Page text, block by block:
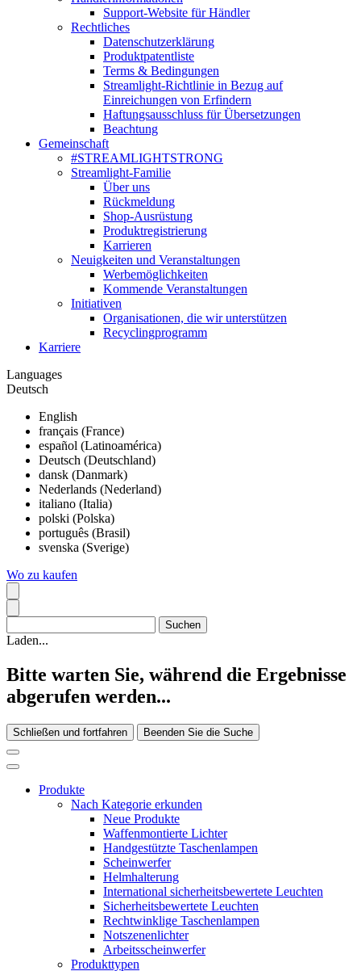
Support-Website für Händler
Rechtliches
Datenschutzerklärung
Produktpatentliste
Terms & Bedingungen
Streamlight-Richtlinie in Bezug auf
Einreichungen von Erfindern
Haftungsausschluss für Übersetzungen
Beachtung
Gemeinschaft
#STREAMLIGHTSTRONG
Streamlight-Familie
Über uns
Rückmeldung
Shop-Ausrüstung
Produktregistrierung
Karrieren
Neuigkeiten und Veranstaltungen
Werbemöglichkeiten
Kommende Veranstaltungen
Initiativen
Organisationen, die wir unterstützen
Recyclingprogramm
Karriere
Languages
Deutsch
English
français (France)
español (Latinoamérica)
Deutsch (Deutschland)
dansk (Danmark)
Nederlands (Nederland)
italiano (Italia)
polski (Polska)
português (Brasil)
svenska (Sverige)
Wo zu kaufen
Laden...
Bitte warten Sie, während die Ergebnisse
abgerufen werden...
Schließen und fortfahren Beenden Sie die Suche
Produkte
Nach Kategorie erkunden
Neue Produkte
Waffenmontierte Lichter
Handgestützte Taschenlampen
Scheinwerfer
Helmhalterung
International sicherheitsbewertete Leuchten
Sicherheitsbewertete Leuchten
Rechtwinklige Taschenlampen
Notszenenlichter
Arbeitsscheinwerfer
Produkttypen